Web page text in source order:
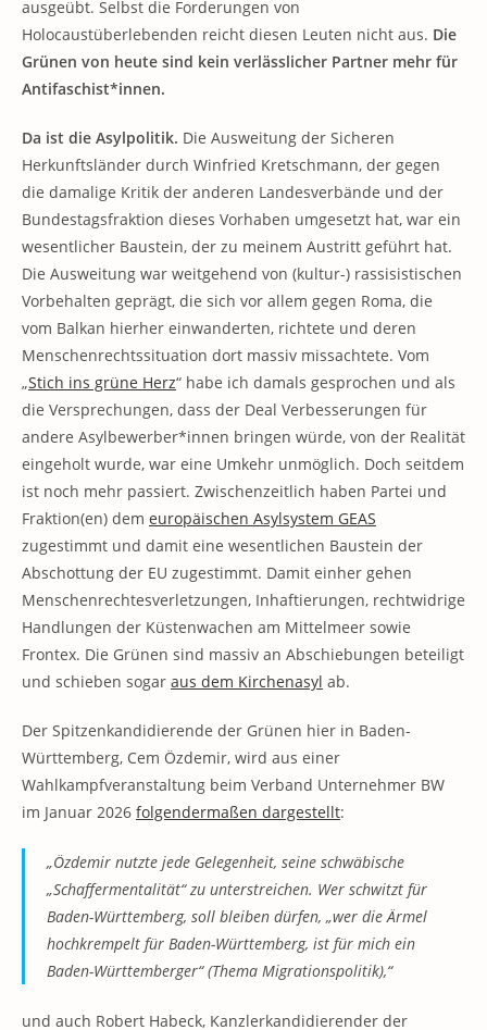
ausgeübt. Selbst die Forderungen von
Holocaustüberlebenden reicht diesen Leuten nicht aus. Die
Grünen von heute sind kein verlässlicher Partner mehr für
Antifaschist*innen.
Da ist die Asylpolitik. Die Ausweitung der Sicheren
Herkunftsländer durch Winfried Kretschmann, der gegen
die damalige Kritik der anderen Landesverbände und der
Bundestagsfraktion dieses Vorhaben umgesetzt hat, war ein
wesentlicher Baustein, der zu meinem Austritt geführt hat.
Die Ausweitung war weitgehend von (kultur-) rassisistischen
Vorbehalten geprägt, die sich vor allem gegen Roma, die
vom Balkan hierher einwanderten, richtete und deren
Menschenrechtssituation dort massiv missachtete. Vom
„Stich ins grüne Herz“ habe ich damals gesprochen und als
die Versprechungen, dass der Deal Verbesserungen für
andere Asylbewerber*innen bringen würde, von der Realität
eingeholt wurde, war eine Umkehr unmöglich. Doch seitdem
ist noch mehr passiert. Zwischenzeitlich haben Partei und
Fraktion(en) dem europäischen Asylsystem GEAS
zugestimmt und damit eine wesentlichen Baustein der
Abschottung der EU zugestimmt. Damit einher gehen
Menschenrechtesverletzungen, Inhaftierungen, rechtwidrige
Handlungen der Küstenwachen am Mittelmeer sowie
Frontex. Die Grünen sind massiv an Abschiebungen beteiligt
und schieben sogar aus dem Kirchenasyl ab.
Der Spitzenkandidierende der Grünen hier in Baden-
Württemberg, Cem Özdemir, wird aus einer
Wahlkampfveranstaltung beim Verband Unternehmer BW
im Januar 2026 folgendermaßen dargestellt:
„Özdemir nutzte jede Gelegenheit, seine schwäbische
„Schaffermentalität“ zu unterstreichen. Wer schwitzt für
Baden-Württemberg, soll bleiben dürfen, „wer die Ärmel
hochkrempelt für Baden-Württemberg, ist für mich ein
Baden-Württemberger“ (Thema Migrationspolitik),“
und auch Robert Habeck, Kanzlerkandidierender der